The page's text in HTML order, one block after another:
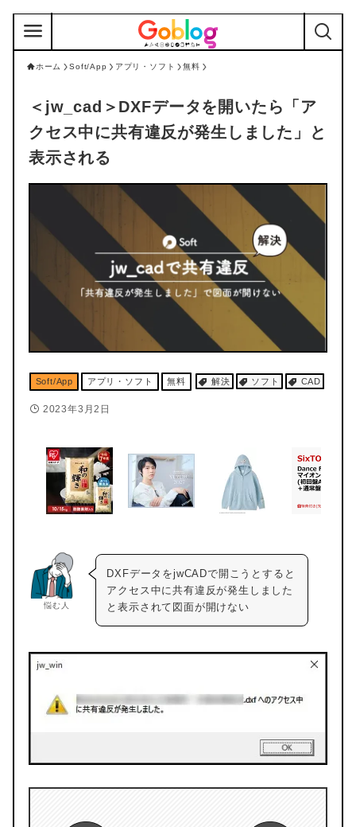
ホーム Soft/App アプリ・ソフト 無料
＜jw_cad＞ DXFデータを開いたら「ア
クセス中に共有違反が発生しました」と
表示される
Soft/App アプリ・ソフト 無料 解決 ソフト CAD
2023年3月2日
悩む人
DXFデータをjwCADで開こうとすると
アクセス中に共有違反が発生しました
と表示されて図面が開けない